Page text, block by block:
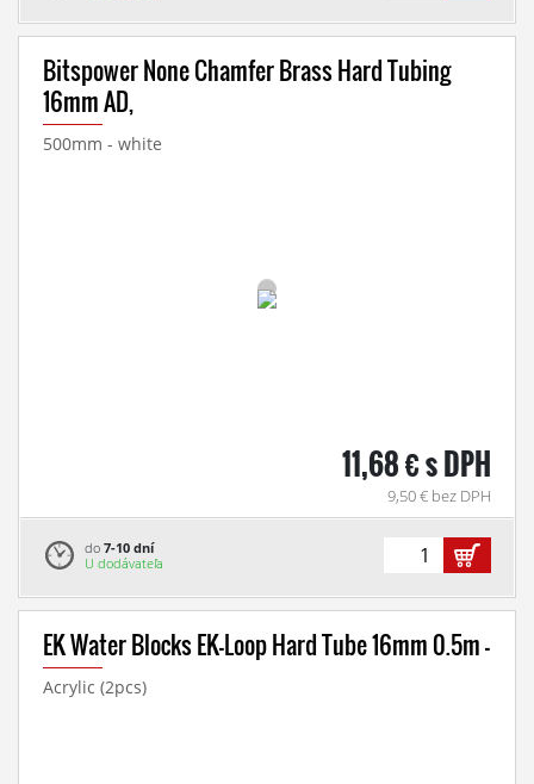
Bitspower None Chamfer Brass Hard Tubing
16mm AD,
500mm - white
11,68 € s DPH
9,50 € bez DPH
do 7-10 dní
U dodávateľa
EK Water Blocks EK-Loop Hard Tube 16mm 0.5m -
Acrylic (2pcs)